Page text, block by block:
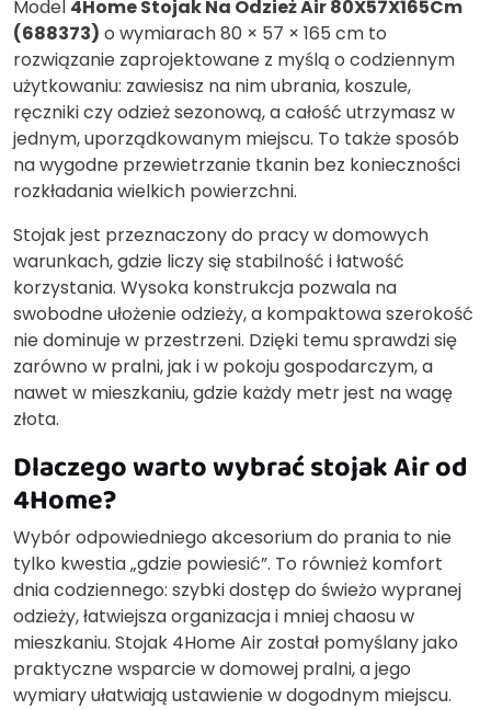
Model 4Home Stojak Na Odzież Air 80X57X165Cm
(688373) o wymiarach 80 × 57 × 165 cm to
rozwiązanie zaprojektowane z myślą o codziennym
użytkowaniu: zawiesisz na nim ubrania, koszule,
ręczniki czy odzież sezonową, a całość utrzymasz w
jednym, uporządkowanym miejscu. To także sposób
na wygodne przewietrzanie tkanin bez konieczności
rozkładania wielkich powierzchni.
Stojak jest przeznaczony do pracy w domowych
warunkach, gdzie liczy się stabilność i łatwość
korzystania. Wysoka konstrukcja pozwala na
swobodne ułożenie odzieży, a kompaktowa szerokość
nie dominuje w przestrzeni. Dzięki temu sprawdzi się
zarówno w pralni, jak i w pokoju gospodarczym, a
nawet w mieszkaniu, gdzie każdy metr jest na wagę
złota.
Dlaczego warto wybrać stojak Air od
4Home?
Wybór odpowiedniego akcesorium do prania to nie
tylko kwestia „gdzie powiesić”. To również komfort
dnia codziennego: szybki dostęp do świeżo wypranej
odzieży, łatwiejsza organizacja i mniej chaosu w
mieszkaniu. Stojak 4Home Air został pomyślany jako
praktyczne wsparcie w domowej pralni, a jego
wymiary ułatwiają ustawienie w dogodnym miejscu.